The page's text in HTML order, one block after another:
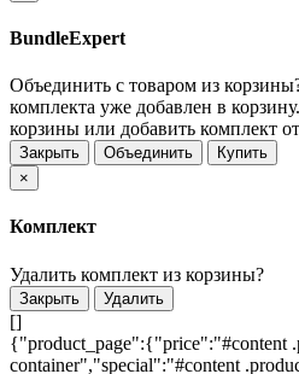
BundleExpert
Объединить с товаром из
комплекта уже добавлен в
корзины или добавить комплект
Закрыть Объединить
Купить
×
Комплект
Удалить комплект из корзины?
Закрыть Удалить
[]
{"product_page":{"price":"#content
container","special":"#content